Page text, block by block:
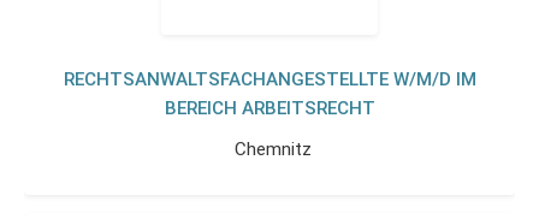
RECHTSANWALTSFACHANGESTELLTE W/M/D IM
BEREICH ARBEITSRECHT
Chemnitz